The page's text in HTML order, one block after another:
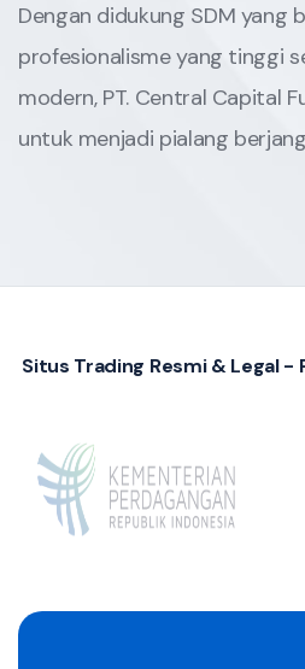
Dengan didukung SDM yang
profesionalisme yang tinggi
modern, PT. Central Capital
untuk menjadi pialang
Situs Trading Resmi & Legal